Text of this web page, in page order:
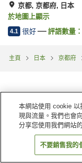
京都, 京都府, 日本
於地圖上顯示
4.1 很好 評語數量：
主頁 日本 京都府
本網站使用 cookie
現與流量。我們也會
分享您使用我們網站
不要銷售我的